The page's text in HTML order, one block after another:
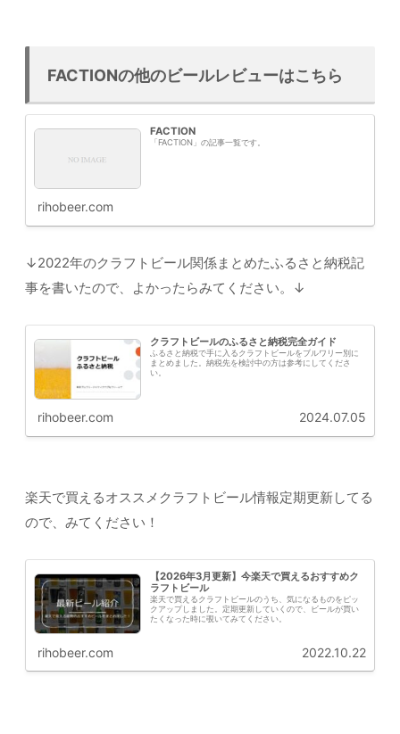
FACTIONの他のビールレビューはこちら
FACTION
「FACTION」の記事一覧です。
rihobeer.com
↓2022年のクラフトビール関係まとめたふるさと納税記
事を書いたので、よかったらみてください。↓
クラフトビールのふるさと納税完全ガイド
ふるさと納税で手に入るクラフトビールをブルワリー別に
まとめました。納税先を検討中の方は参考にしてくださ
い。
rihobeer.com 2024.07.05
楽天で買えるオススメクラフトビール情報定期更新してる
ので、みてください！
【2026年3月更新】今楽天で買えるおすすめク
ラフトビール
楽天で買えるクラフトビールのうち、気になるものをピッ
クアップしました。定期更新していくので、ビールが買い
たくなった時に覗いてみてください。
rihobeer.com 2022.10.22